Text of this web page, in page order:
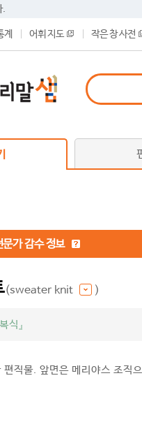
.
계 어휘 지도 작은 창 사전
문가 감수 정보
(sweater knit )
식』
편직물. 앞면은 메리야스 조직